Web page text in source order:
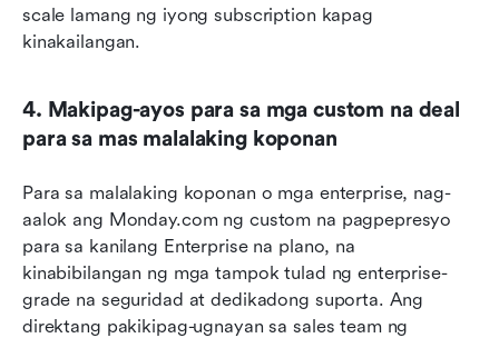
scale lamang ng iyong subscription kapag
kinakailangan.
4. Makipag-ayos para sa mga custom na deal
para sa mas malalaking koponan
Para sa malalaking koponan o mga enterprise, nag-
aalok ang Monday.com ng custom na pagpepresyo
para sa kanilang Enterprise na plano, na
kinabibilangan ng mga tampok tulad ng enterprise-
grade na seguridad at dedikadong suporta. Ang
direktang pakikipag-ugnayan sa sales team ng